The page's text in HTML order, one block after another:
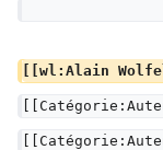
[[wl:Alain